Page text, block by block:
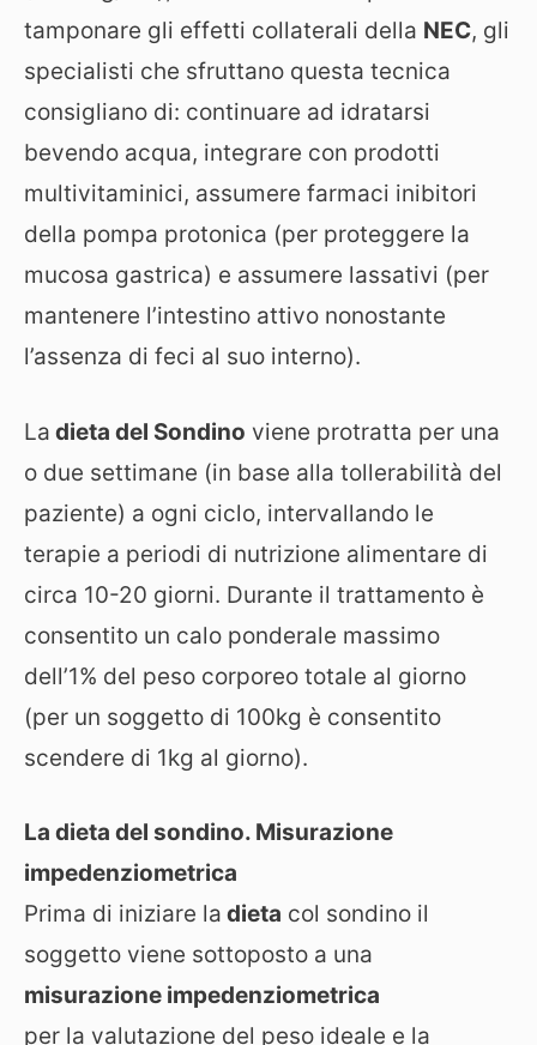
tamponare gli effetti collaterali della NEC, gli
specialisti che sfruttano questa tecnica
consigliano di: continuare ad idratarsi
bevendo acqua, integrare con prodotti
multivitaminici, assumere farmaci inibitori
della pompa protonica (per proteggere la
mucosa gastrica) e assumere lassativi (per
mantenere l’intestino attivo nonostante
l’assenza di feci al suo interno).
La dieta del Sondino viene protratta per una
o due settimane (in base alla tollerabilità del
paziente) a ogni ciclo, intervallando le
terapie a periodi di nutrizione alimentare di
circa 10-20 giorni. Durante il trattamento è
consentito un calo ponderale massimo
dell’1% del peso corporeo totale al giorno
(per un soggetto di 100kg è consentito
scendere di 1kg al giorno).
La dieta del sondino. Misurazione
impedenziometrica
Prima di iniziare la dieta col sondino il
soggetto viene sottoposto a una
misurazione impedenziometrica
per la valutazione del peso ideale e la